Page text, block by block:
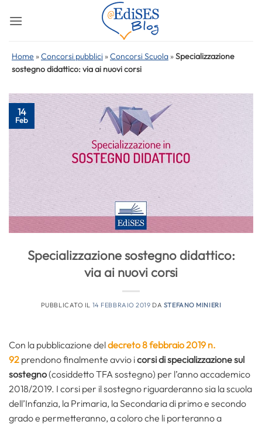
Home »Concorsi pubblici »Concorsi Scuola »Specializzazione
sostegno didattico: via ai nuovi corsi
14
Feb
Specializzazione sostegno didattico:
via ai nuovi corsi
PUBBLICATO IL 14 FEBBRAIO 2019 DA STEFANO MINIERI
Con la pubblicazione deldecreto 8 febbraio 2019 n.
92 prendono finalmente avvio icorsi di specializzazione sul
sostegno(cosiddetto TFA sostegno) per l’anno accademico
2018/2019. I corsi per il sostegno riguarderanno sia la scuola
dell’Infanzia, la Primaria, la Secondaria di primo e secondo
grado e permetteranno, a coloro che li porteranno a